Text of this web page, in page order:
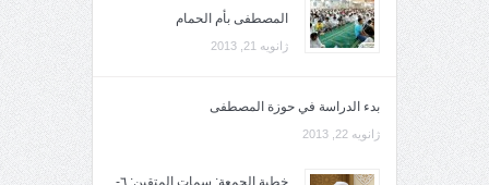
المصطفى بأم الحمام
ژانویه 21, 2013
بدء الدراسة في حوزة المصطفى
ژانویه 22, 2013
خطبة الجمعة: سمات المتقين: ٦-